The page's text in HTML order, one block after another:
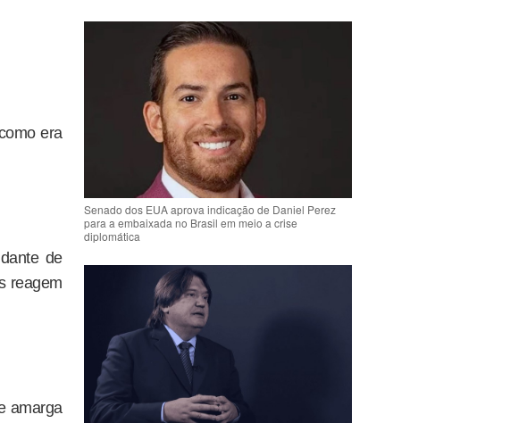
era
de
reagem
amarga
Senado dos EUA aprova indicação de Daniel Perez
para a embaixada no Brasil em meio a crise
diplomática